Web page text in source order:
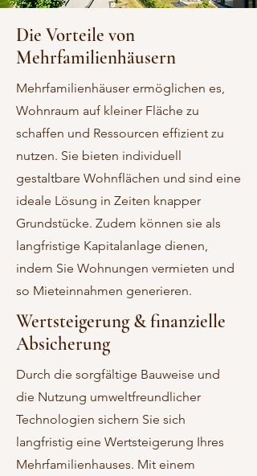
Die Vorteile von
Mehrfamilienhäusern
Mehrfamilienhäuser ermöglichen es,
Wohnraum auf kleiner Fläche zu
schaffen und Ressourcen effizient zu
nutzen. Sie bieten individuell
gestaltbare Wohnflächen und sind eine
ideale Lösung in Zeiten knapper
Grundstücke. Zudem können sie als
langfristige Kapitalanlage dienen,
indem Sie Wohnungen vermieten und
so Mieteinnahmen generieren.
Wertsteigerung & finanzielle
Absicherung
Durch die sorgfältige Bauweise und
die Nutzung umweltfreundlicher
Technologien sichern Sie sich
langfristig eine Wertsteigerung Ihres
Mehrfamilienhauses. Mit einem